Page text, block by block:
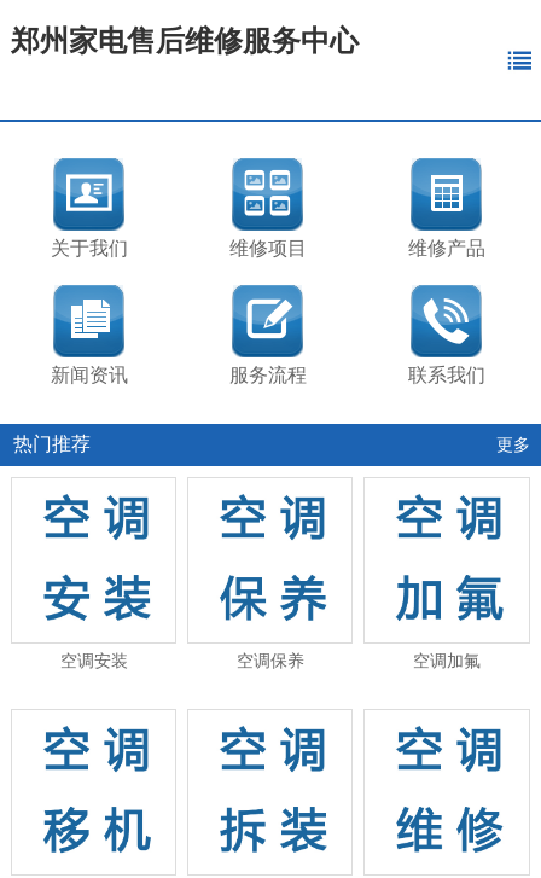
郑州家电售后维修服务中心
关于我们 维修项目 维修产品
新闻资讯 服务流程 联系我们
热门推荐 更多
空调安装 空调保养 空调加氟